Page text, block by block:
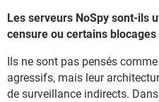
Les serveurs NoSpy sont-ils
censure ou certains blocages
Ils ne sont pas pensés
agressifs, mais leur
de surveillance indirects.